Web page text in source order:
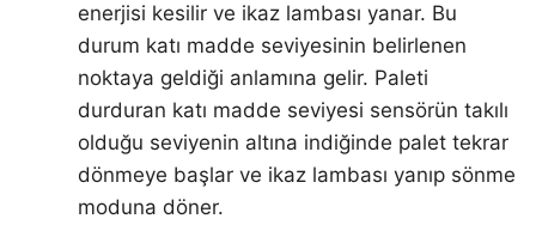
enerjisi kesilir ve ikaz lambası yanar. Bu
durum katı madde seviyesinin belirlenen
noktaya geldiği anlamına gelir. Paleti
durduran katı madde seviyesi sensörün takılı
olduğu seviyenin altına indiğinde palet tekrar
dönmeye başlar ve ikaz lambası yanıp sönme
moduna döner.